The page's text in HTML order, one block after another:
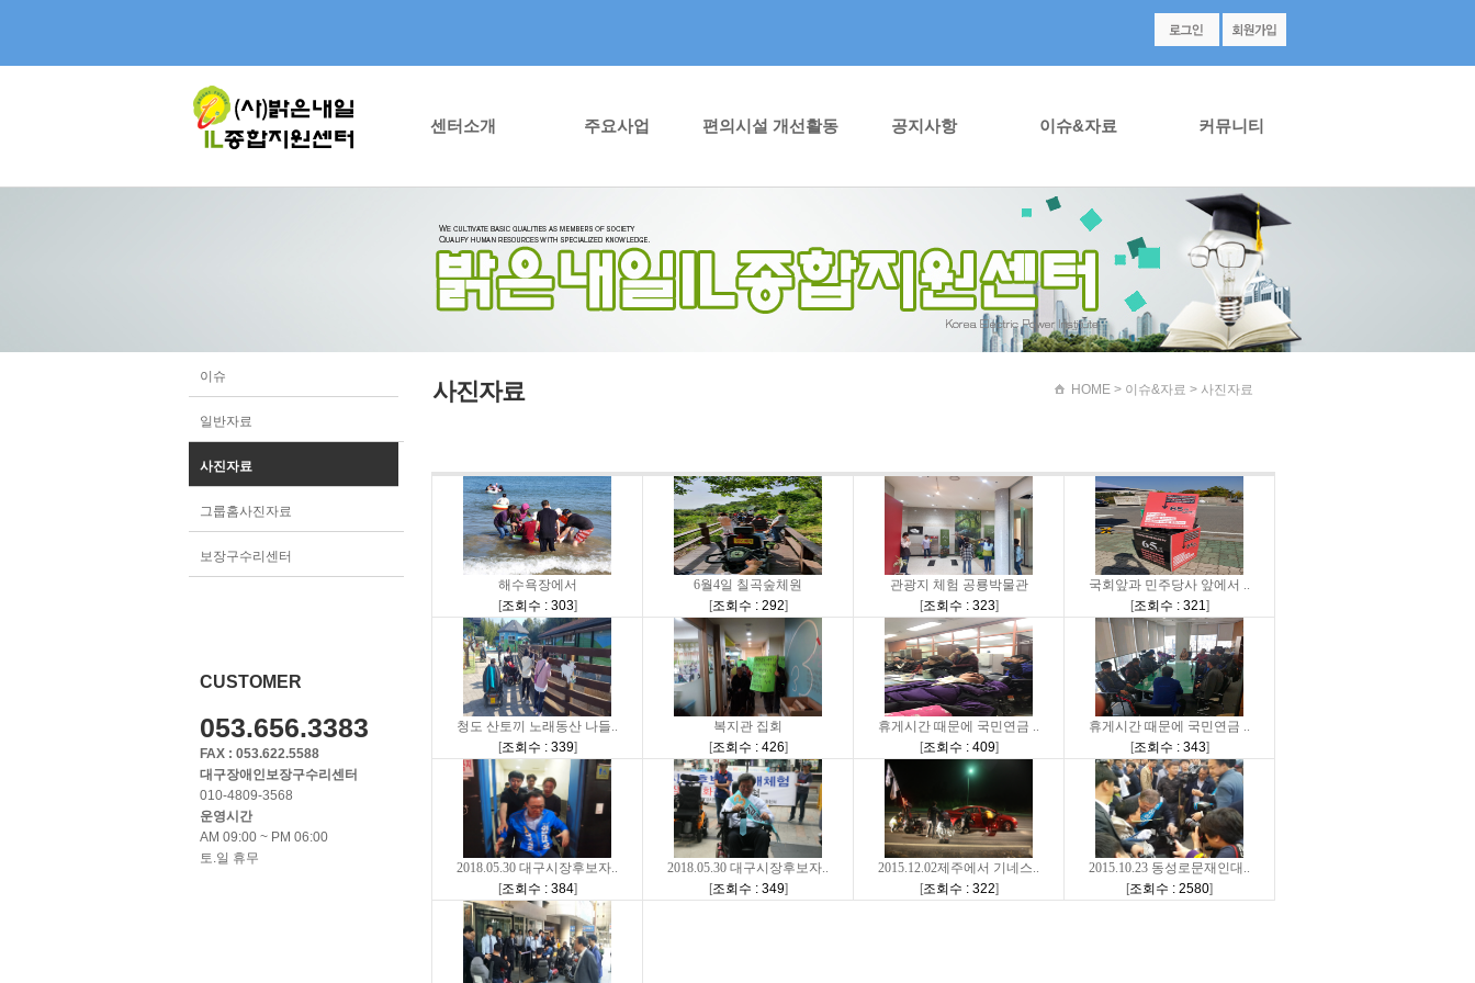
센터소개 주요사업 편의시설 개선활동 공지사항 이슈&자료 커뮤니티
이슈
일반자료
사진자료
그룹홈사진자료
보장구수리센터
CUSTOMER
053.656.3383
FAX : 053.622.5588
대구장애인보장구수리센터
010-4809-3568
운영시간
AM 09:00 ~ PM 06:00
토.일 휴무
사진자료 HOME > 이슈&자료 > 사진자료
해수욕장에서
[조회수 : 303]
6월4일 칠곡숲체원
[조회수 : 292]
관광지 체험 공룡박물관
[조회수 : 323]
국회앞과 민주당사 앞에서 ..
[조회수 : 321]
청도 산토끼 노래동산 나들..
[조회수 : 339]
복지관 집회
[조회수 : 426]
휴게시간 때문에 국민연금 ..
[조회수 : 409]
휴게시간 때문에 국민연금 ..
[조회수 : 343]
2018.05.30 대구시장후보자..
[조회수 : 384]
2018.05.30 대구시장후보자..
[조회수 : 349]
2015.12.02제주에서 기네스..
[조회수 : 322]
2015.10.23 동성로문재인대..
[조회수 : 2580]